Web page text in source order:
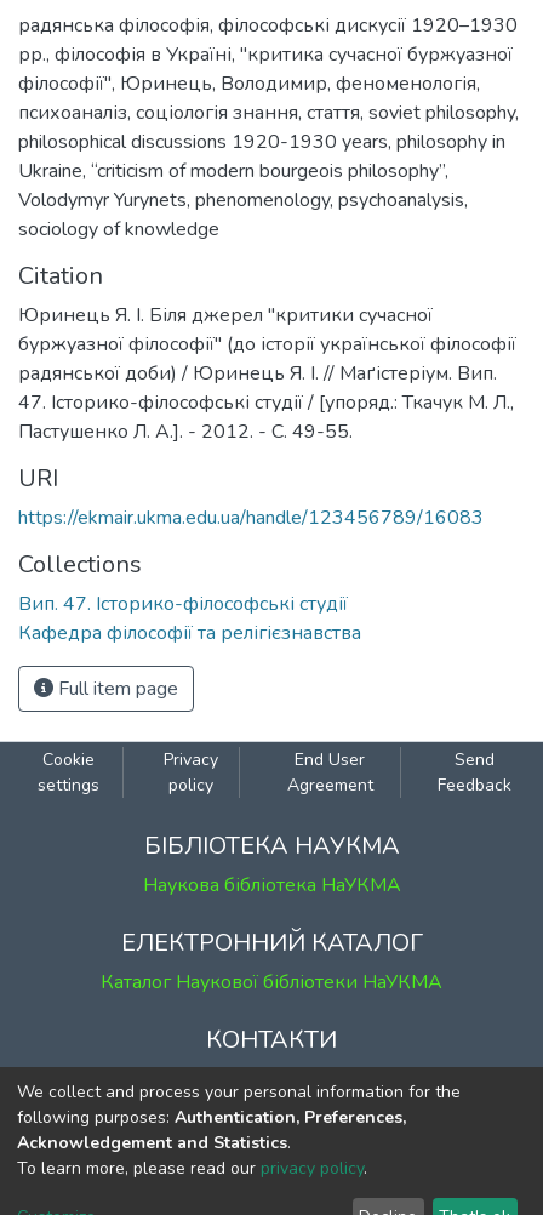
радянська філософія, філософські дискусії 1920–1930
рр., філософія в Україні, "критика сучасної буржуазної
філософії", Юринець, Володимир, феноменологія,
психоаналіз, соціологія знання, стаття, soviet philosophy,
philosophical discussions 1920-1930 years, philosophy in
Ukraine, “criticism of modern bourgeois philosophy”,
Volodymyr Yurynets, phenomenology, psychoanalysis,
sociology of knowledge
Citation
Юринець Я. І. Біля джерел "критики сучасної
буржуазної філософії" (до історії української філософії
радянської доби) / Юринець Я. І. // Маґістеріум. Вип.
47. Історико-філософські студії / [упоряд.: Ткачук М. Л.,
Пастушенко Л. А.]. - 2012. - С. 49-55.
URI
https://ekmair.ukma.edu.ua/handle/123456789/16083
Collections
Вип. 47. Історико-філософські студії
Кафедра філософії та релігієзнавства
Full item page
Cookie
settings
Privacy
policy
End User
Agreement
Send
Feedback
БІБЛІОТЕКА НАУКМА
Наукова бібліотека НаУКМА
ЕЛЕКТРОННИЙ КАТАЛОГ
Каталог Наукової бібліотеки НаУКМА
КОНТАКТИ
м. Київ, вул. Григорія Сковороди, 2
к. 1, к. 120
тел. (044) 463-69-31
ekmair@ukma.edu.ua
We collect and process your personal information for the
following purposes: Authentication, Preferences,
Acknowledgement and Statistics.
To learn more, please read our privacy policy.